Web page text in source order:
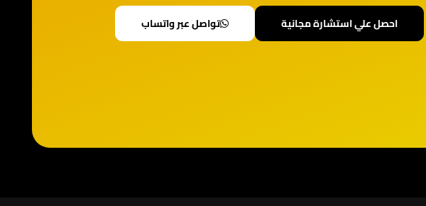
احصل علي استشارة مجانية تواصل عبر واتساب